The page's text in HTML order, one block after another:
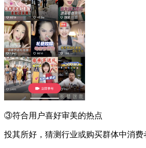
③符合用户喜好审美的热点
投其所好，猜测行业或购买群体中消费